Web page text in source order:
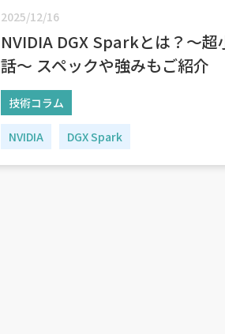
2025/12/16
NVIDIA DGX Sparkとは？～
話～ スペックや強みもご紹介
技術コラム
NVIDIA DGX Spark